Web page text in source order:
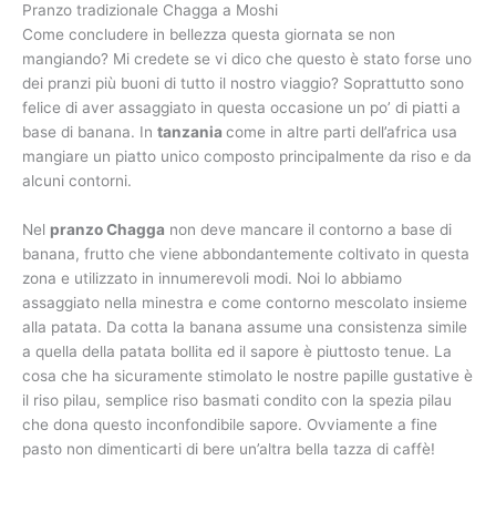
Pranzo tradizionale Chagga a Moshi
Come concludere in bellezza questa giornata se non
mangiando? Mi credete se vi dico che questo è stato forse uno
dei pranzi più buoni di tutto il nostro viaggio? Soprattutto sono
felice di aver assaggiato in questa occasione un po’ di piatti a
base di banana. In tanzania come in altre parti dell’africa usa
mangiare un piatto unico composto principalmente da riso e da
alcuni contorni.
Nel pranzo Chagga non deve mancare il contorno a base di
banana, frutto che viene abbondantemente coltivato in questa
zona e utilizzato in innumerevoli modi. Noi lo abbiamo
assaggiato nella minestra e come contorno mescolato insieme
alla patata. Da cotta la banana assume una consistenza simile
a quella della patata bollita ed il sapore è piuttosto tenue. La
cosa che ha sicuramente stimolato le nostre papille gustative è
il riso pilau, semplice riso basmati condito con la spezia pilau
che dona questo inconfondibile sapore. Ovviamente a fine
pasto non dimenticarti di bere un’altra bella tazza di caffè!